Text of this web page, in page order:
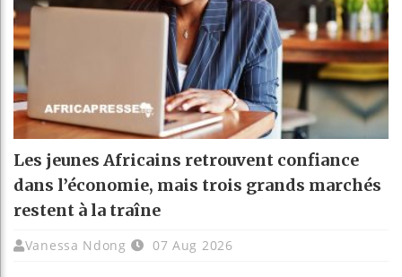
Les jeunes Africains retrouvent confiance
dans l’économie, mais trois grands marchés
restent à la traîne
Vanessa Ndong 07 Aug 2026